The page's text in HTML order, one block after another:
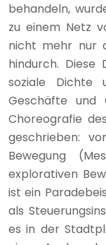
behandeln,
zu einem Netz
nicht mehr nur
hindurch. Diese
soziale Dichte
Geschäfte und
Choreografie
geschrieben:
Bewegung
explorativen
ist ein
als
es in der